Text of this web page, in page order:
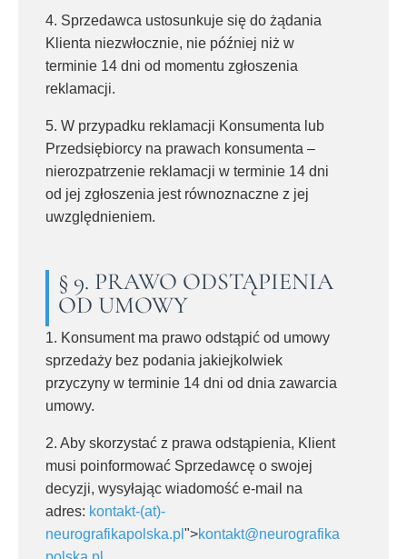
4. Sprzedawca ustosunkuje się do żądania
Klienta niezwłocznie, nie później niż w
terminie 14 dni od momentu zgłoszenia
reklamacji.
5. W przypadku reklamacji Konsumenta lub
Przedsiębiorcy na prawach konsumenta –
nierozpatrzenie reklamacji w terminie 14 dni
od jej zgłoszenia jest równoznaczne z jej
uwzględnieniem.
§ 9. PRAWO ODSTĄPIENIA
OD UMOWY
1. Konsument ma prawo odstąpić od umowy
sprzedaży bez podania jakiejkolwiek
przyczyny w terminie 14 dni od dnia zawarcia
umowy.
2. Aby skorzystać z prawa odstąpienia, Klient
musi poinformować Sprzedawcę o swojej
decyzji, wysyłając wiadomość e-mail na
adres: kontakt-(at)-
neurografikapolska.pl ">kontakt@neurografika